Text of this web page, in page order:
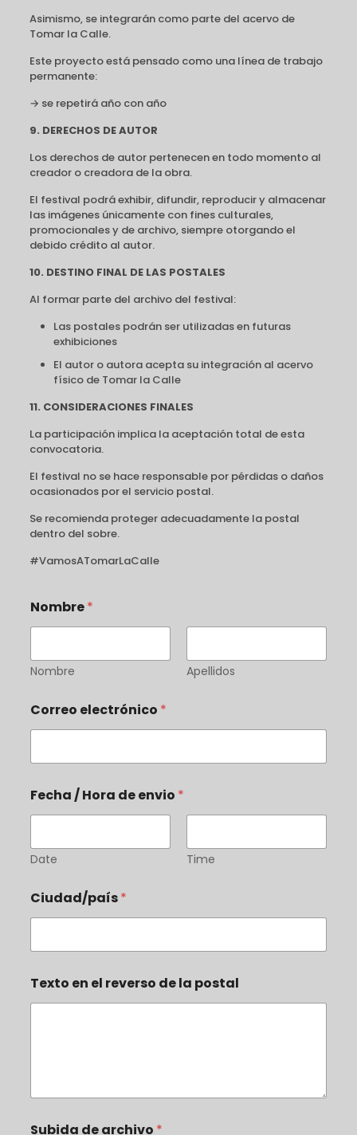
Asimismo, se integrarán como parte del acervo de
Tomar la Calle.
Este proyecto está pensado como una línea de trabajo
permanente:
→ se repetirá año con año
9. DERECHOS DE AUTOR
Los derechos de autor pertenecen en todo momento al
creador o creadora de la obra.
El festival podrá exhibir, difundir, reproducir y almacenar
las imágenes únicamente con fines culturales,
promocionales y de archivo, siempre otorgando el
debido crédito al autor.
10. DESTINO FINAL DE LAS POSTALES
Al formar parte del archivo del festival:
Las postales podrán ser utilizadas en futuras
exhibiciones
El autor o autora acepta su integración al acervo
físico de Tomar la Calle
11. CONSIDERACIONES FINALES
La participación implica la aceptación total de esta
convocatoria.
El festival no se hace responsable por pérdidas o daños
ocasionados por el servicio postal.
Se recomienda proteger adecuadamente la postal
dentro del sobre.
#VamosATomarLaCalle
Nombre*
Nombre Apellidos
Correo electrónico *
Fecha / Hora de envio *
Date Time
n
v
o
*
Ciudad/país*
Texto en el reverso de la postal
Subida de archivo *